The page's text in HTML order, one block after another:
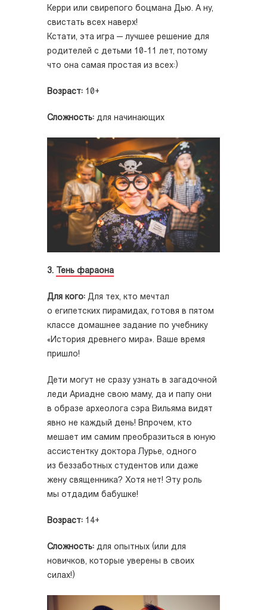
Керри или свирепого боцмана Дью. А ну,
свистать всех наверх!
Кстати, эта игра — лучшее решение для
родителей с детьми 10-11 лет, потому
что она самая простая из всех:)
Возраст: 10+
Сложность: для начинающих
3. Тень фараона
Для кого: Для тех, кто мечтал
о египетских пирамидах, готовя в пятом
классе домашнее задание по учебнику
«История древнего мира». Ваше время
пришло!
Дети могут не сразу узнать в загадочной
леди Ариадне свою маму, да и папу они
в образе археолога сэра Вильяма видят
явно не каждый день! Впрочем, кто
мешает им самим преобразиться в юную
ассистентку доктора Лурье, одного
из беззаботных студентов или даже
жену священника? Хотя нет! Эту роль
мы отдадим бабушке!
Возраст: 14+
Сложность: для опытных (или для
новичков, которые уверены в своих
силах!)